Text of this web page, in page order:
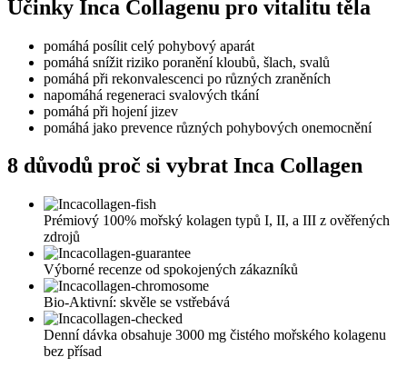
Účinky Inca Collagenu pro vitalitu těla
pomáhá posílit celý pohybový aparát
pomáhá snížit riziko poranění kloubů, šlach, svalů
pomáhá při rekonvalescenci po různých zraněních
napomáhá regeneraci svalových tkání
pomáhá při hojení jizev
pomáhá jako prevence různých pohybových onemocnění
8 důvodů proč si vybrat Inca Collagen
Prémiový 100% mořský kolagen typů I, II, a III z ověřených
zdrojů
Výborné recenze od spokojených zákazníků
Bio-Aktivní: skvěle se vstřebává
Denní dávka obsahuje 3000 mg čistého mořského kolagenu
bez přísad